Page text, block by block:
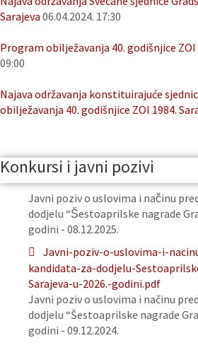
Sarajeva 06.04.2024. 17:30
Program obilježavanja 40. godišnjice ZOI
09:00
Najava održavanja konstituirajuće
obilježavanja 40. godišnjice ZOI 1984.
Konkursi i javni pozivi
Javni poziv o uslovima i načinu
dodjelu “Šestoaprilske nagrade
godini - 08.12.2025.
Javni-poziv-o-uslovima-i-
kandidata-za-dodjelu-
Sarajeva-u-2026.-godini.pdf
Javni poziv o uslovima i načinu
dodjelu “Šestoaprilske nagrade
godini - 09.12.2024.